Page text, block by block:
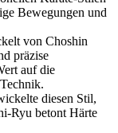
Bewegungen und
von Choshin
präzise
auf die
diesen Stil,
Ryu betont Härte